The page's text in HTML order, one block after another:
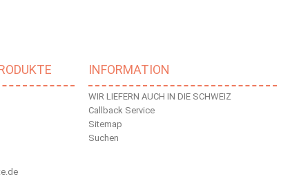
INFORMATION
WIR LIEFERN AUCH IN DIE SCHWEIZ
Callback Service
Sitemap
Suchen